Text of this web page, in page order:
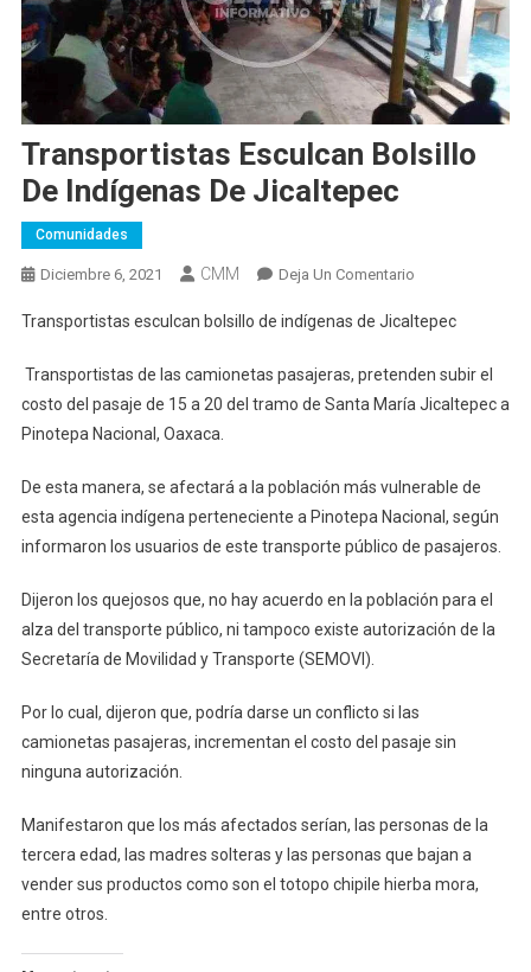
Transportistas Esculcan Bolsillo
De Indígenas De Jicaltepec
Comunidades
Diciembre 6, 2021 CMM Deja Un ComentarioEn
Esculcan
De
Indígenas
Transportistas esculcan bolsillo de indígenas de Jicaltepec
Transportistas de las camionetas pasajeras, pretenden subir el
costo del pasaje de 15 a 20 del tramo de Santa María Jicaltepec a
Pinotepa Nacional, Oaxaca.
De esta manera, se afectará a la población más vulnerable de
esta agencia indígena perteneciente a Pinotepa Nacional, según
informaron los usuarios de este transporte público de pasajeros.
Dijeron los quejosos que, no hay acuerdo en la población para el
alza del transporte público, ni tampoco existe autorización de la
Secretaría de Movilidad y Transporte (SEMOVI).
Por lo cual, dijeron que, podría darse un conflicto si las
camionetas pasajeras, incrementan el costo del pasaje sin
ninguna autorización.
Manifestaron que los más afectados serían, las personas de la
tercera edad, las madres solteras y las personas que bajan a
vender sus productos como son el totopo chipile hierba mora,
entre otros.